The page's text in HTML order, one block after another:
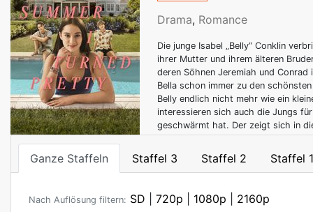
Drama, Romance
Die junge Isabel „Belly“ Conklin
ihrer Mutter und ihrem älteren
deren Söhnen Jeremiah und
Bella schon immer zu den
Belly endlich nicht mehr wie ein
interessieren sich auch die Jungs
geschwärmt hat. Der zeigt sich in
Ganze Staffeln Staffel 3 Staffel 2 Staffel 1
Nach Auflösung filtern: SD 720p 1080p 2160p